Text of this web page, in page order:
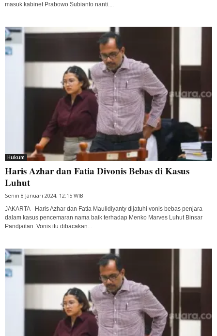
masuk kabinet Prabowo Subianto nanti....
Hukum
Haris Azhar dan Fatia Divonis Bebas di Kasus
Luhut
Senin 8 Januari 2024, 12:15 WIB
JAKARTA - Haris Azhar dan Fatia Maulidiyanty dijatuhi vonis bebas penjara
dalam kasus pencemaran nama baik terhadap Menko Marves Luhut Binsar
Pandjaitan. Vonis itu dibacakan...